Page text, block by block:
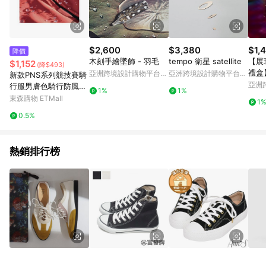
則請以點數紅包活動說明為準。 11. 若於 LINE 購物前往 Pinkoi
頁面後才首次下載 Pinkoi APP 並完成訂單，不符合導購資格；承
上，首次下載 Pinkoi APP 後，需透過 LINE 購物前往 Pinkoi 頁
降價
$1,152 (降$493)
新款PNS系列競技賽騎
行服男膚色騎行防風防
潑水公路車自行車服
東森購物 ETMall
0.5%
$2,600
木刻手繪墜飾 - 羽毛
亞洲跨境設計購物平台
1%
$3,380
tempo 衛星 satellite
亞洲跨境設計購物平台
1%
【
禮盒
漫質
亞洲
1%
熱銷排行榜